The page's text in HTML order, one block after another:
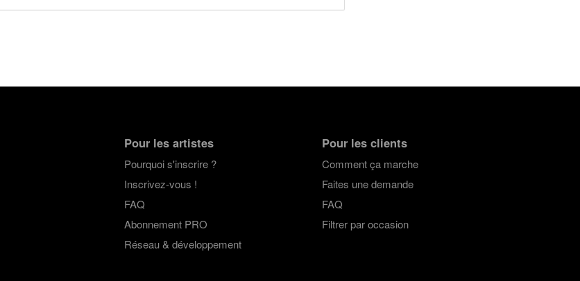
Pour les artistes
Pourquoi s'inscrire ?
Inscrivez-vous !
FAQ
Abonnement PRO
Réseau & développement
Pour les clients
Comment ça marche
Faites une demande
FAQ
Filtrer par occasion